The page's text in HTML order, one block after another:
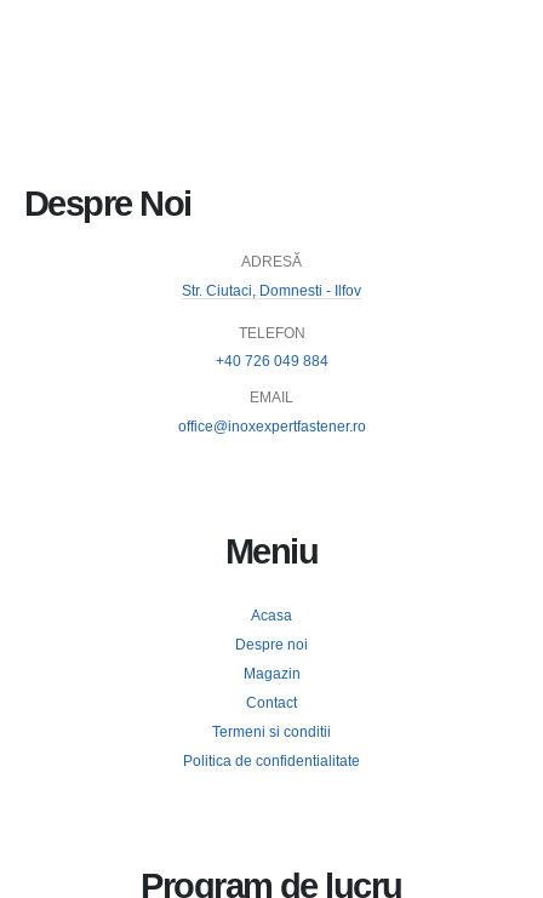
Despre Noi
ADRESĂ
Str. Ciutaci, Domnesti - Ilfov
TELEFON
+40 726 049 884
EMAIL
office@inoxexpertfastener.ro
Meniu
Acasa
Despre noi
Magazin
Contact
Termeni si conditii
Politica de confidentialitate
Program de lucru